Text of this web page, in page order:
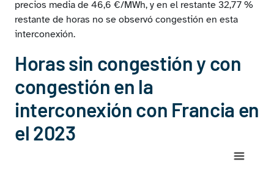
precios media de 46,6 €/MWh, y en el restante 32,77 %
restante de horas no se observó congestión en esta
interconexión.
Horas sin congestión y con
congestión en la
interconexión con Francia en
el 2023